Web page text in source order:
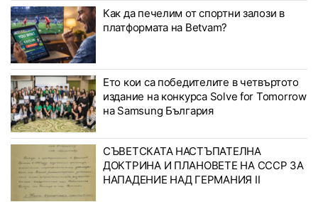
Как да печелим от спортни залози в
платформата на Betvam?
Ето кои са победителите в четвъртото
издание на конкурса Solve for Tomorrow
на Samsung България
СЪВЕТСКАТА НАСТЪПАТЕЛНА
ДОКТРИНА И ПЛАНОВЕТЕ НА СССР ЗА
НАПАДЕНИЕ НАД ГЕРМАНИЯ II